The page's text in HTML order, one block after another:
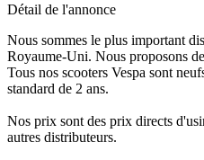
Détail de l'annonce
Nous sommes le plus important
Royaume-Uni. Nous proposons
Tous nos scooters Vespa sont
standard de 2 ans.
Nos prix sont des prix directs
autres distributeurs.